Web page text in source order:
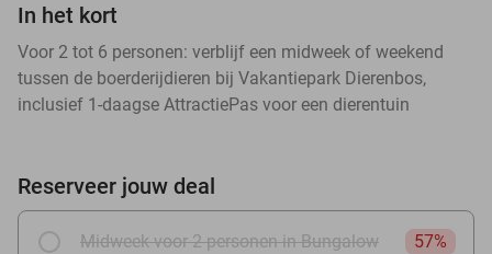
In het kort
Voor 2 tot 6 personen: verblijf een midweek of weekend
tussen de boerderijdieren bij Vakantiepark Dierenbos,
inclusief 1-daagse AttractiePas voor een dierentuin
Reserveer jouw deal
Midweek voor 2 personen in Bungalow
57%